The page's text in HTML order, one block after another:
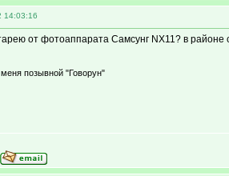
14:03:16
от фотоаппарата Самсунг NX11? в районе
позывной "Говорун"